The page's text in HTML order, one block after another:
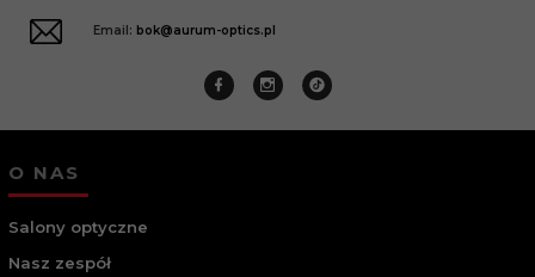
Email: bok@aurum-optics.pl
O NAS
Salony optyczne
Nasz zespół